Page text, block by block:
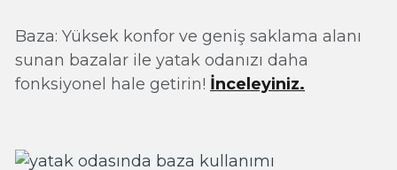
Baza: Yüksek konfor ve geniş saklama alanı
sunan bazalar ile yatak odanızı daha
fonksiyonel hale getirin! İnceleyiniz.